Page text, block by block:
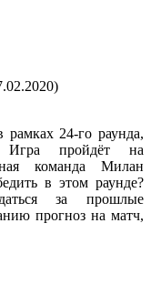
24-го раунда,
Игра пройдёт на
команда Милан
в этом раунде?
за прошлые
прогноз на матч,